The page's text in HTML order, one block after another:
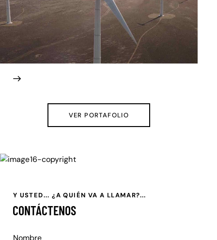
VER PORTAFOLIO
Y USTED... ¿A QUIÉN VA A LLAMAR?...
CONTÁCTENOS